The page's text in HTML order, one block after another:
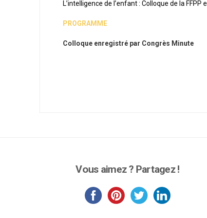
L’intelligence de l’enfant : Colloque de la FFPP
PROGRAMME
Colloque enregistré par Congrès Minute
Vous aimez ? Partagez !